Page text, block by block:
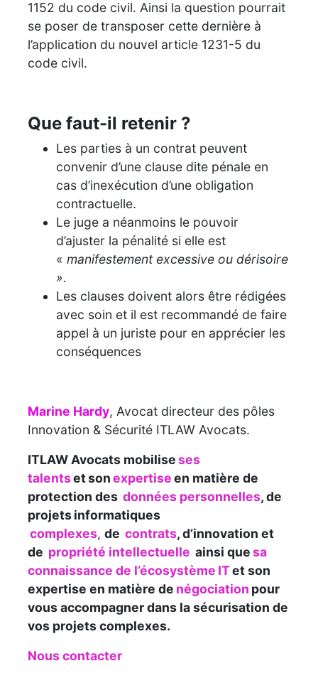
1152 du code civil. Ainsi la question pourrait
se poser de transposer cette dernière à
l’application du nouvel article 1231-5 du
code civil.
Que faut-il retenir ?
Les parties à un contrat peuvent
convenir d’une clause dite pénale en
cas d’inexécution d’une obligation
contractuelle.
Le juge a néanmoins le pouvoir
d’ajuster la pénalité si elle est
« manifestement excessive ou dérisoire
».
Les clauses doivent alors être rédigées
avec soin et il est recommandé de faire
appel à un juriste pour en apprécier les
conséquences
Marine Hardy, Avocat directeur des pôles
Innovation & Sécurité ITLAW Avocats.
ITLAW Avocats mobiliseses
talentset sonexpertiseen matière de
protection des données personnelles, de
projets informatiques
complexes, de contrats, d’innovation et
de propriété intellectuelle ainsi quesa
connaissance de l’écosystème ITet son
expertise en matière de négociation pour
vous accompagner dans la sécurisation de
vos projets complexes.
Nous contacter